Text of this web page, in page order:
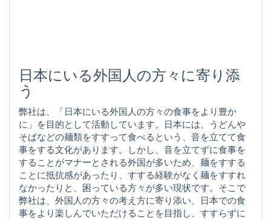
日本にいる外国人の方々に寄り添
う
弊社は、「日本にいる外国人の方々の食事をより豊か
に」を目的として活動しています。日本には、うどんや
そばなどの麺類をすすって食べるという、音を立てて食
事をする文化があります。しかし、音を立てずに食事を
することがマナーとされる外国が多いため、麺をすする
ことに抵抗感があったり、すする経験がなく麺をすすれ
なかったりと、困っている方々が多い現状です。そこで
弊社は、外国人の方々の考え方に寄り添い、日本での食
事をより楽しんでいただけることを目指し、すすらずに